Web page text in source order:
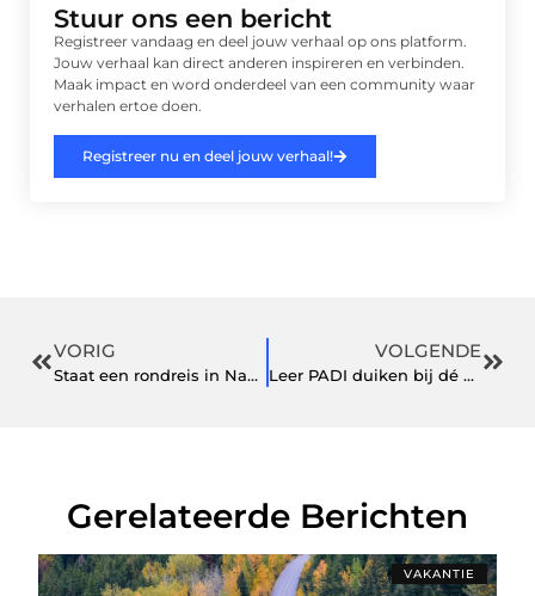
Stuur ons een bericht
Registreer vandaag en deel jouw verhaal op ons platform.
Jouw verhaal kan direct anderen inspireren en verbinden.
Maak impact en word onderdeel van een community waar
verhalen ertoe doen.
Registreer nu en deel jouw verhaal!
VORIG
Staat een rondreis in Namibië en Botswana op uw verlanglijstje?
VOLGENDE
Leer PADI duiken bij dé specialisten in Tilburg
Gerelateerde Berichten
VAKANTIE